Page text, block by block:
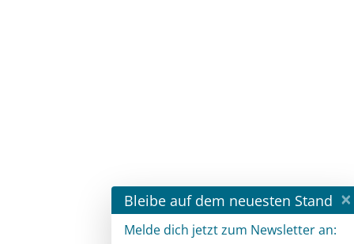
Bleibe auf dem neuesten Stand ×
Melde dich jetzt zum Newsletter an: